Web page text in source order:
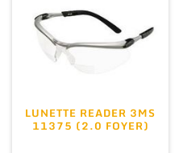
LUNETTE READER 3MS
11375 (2.0 FOYER)